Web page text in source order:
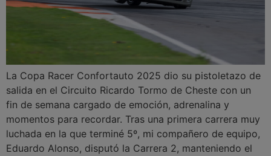
La Copa Racer Confortauto 2025 dio su pistoletazo de
salida en el Circuito Ricardo Tormo de Cheste con un
fin de semana cargado de emoción, adrenalina y
momentos para recordar. Tras una primera carrera muy
luchada en la que terminé 5º, mi compañero de equipo,
Eduardo Alonso, disputó la Carrera 2, manteniendo el